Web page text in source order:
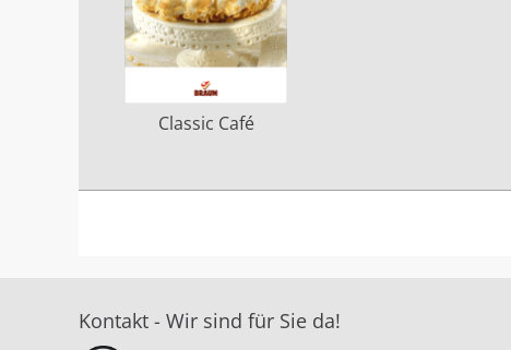
Classic Café
Kontakt - Wir sind für Sie da!